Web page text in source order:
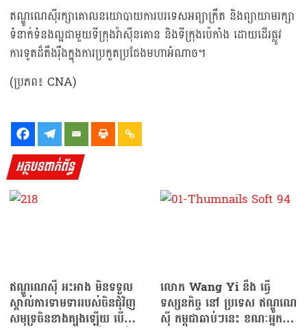
ឥណ្ឌូណេស៊ីរក្សាគោលនយោបាយការបរទេសអព្យាក្រឹត និងព្យាយាមរក្សា
ទំនាក់ទំនងល្អជាមួយទីក្រុងវ៉ាស៊ីនតោន និងទីក្រុងប៉េកាំង ដោយដើរផ្លូវ
ការទូតដ៏តឹងរ៉ឹងក្នុងការប្រកួតប្រជែងមហាអំណាច។
(ប្រភព៖ CNA)
អត្ថបទពាក់ព័ន្ធ
ឥណ្ឌូណេស៊ី អះអាង មិនទទួល
ស្គាល់ការទាមទាររបស់ចិនជុំវិញ
សមុទ្រចិនខាងត្បូងឡើយ បើ
លោក Wang Yi នឹង ធ្វើ
ទស្សនកិច្ច នៅ ប្រទេស ឥណ្ឌូណេ
ស៊ី កម្ពុជាឆាប់ៗនេះ ខណៈអ្នកឃ្លាំ